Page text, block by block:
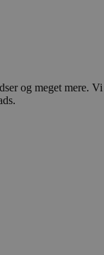
og meget mere.